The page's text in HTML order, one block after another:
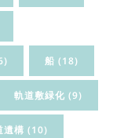
船 (18)
軌道敷緑化 (9)
遺構 (10)